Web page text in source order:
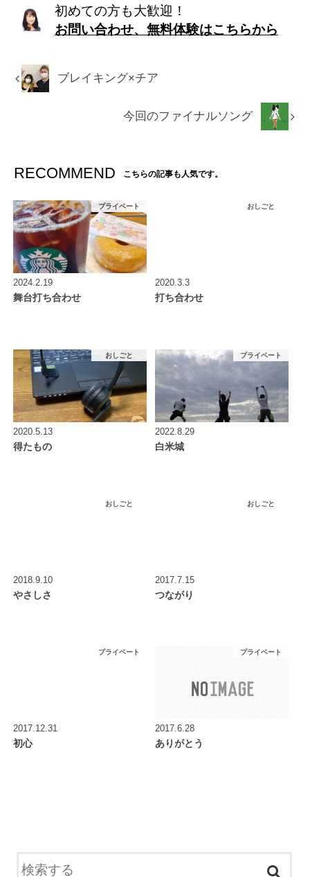
初めての方も大歓迎！
お問い合わせ、無料体験はこちらから
ブレイキング×チア
今回のファイナルソング
RECOMMEND こちらの記事も人気です。
プライベート
2024.2.19
舞台打ち合わせ
おしごと
2020.3.3
打ち合わせ
おしごと
2020.5.13
得たもの
プライベート
2022.8.29
白米城
おしごと
2018.9.10
やさしさ
おしごと
2017.7.15
つながり
プライベート
2017.12.31
初心
プライベート
2017.6.28
ありがとう